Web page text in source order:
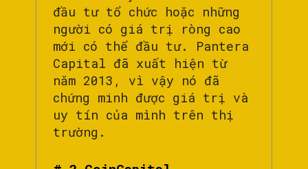
đầu tư tổ chức hoặc những
người có giá trị ròng cao
mới có thể đầu tư. Pantera
Capital đã xuất hiện từ
năm 2013, vì vậy nó đã
chứng minh được giá trị và
uy tín của mình trên thị
trường.